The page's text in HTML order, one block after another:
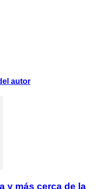
autor
y más cerca de la